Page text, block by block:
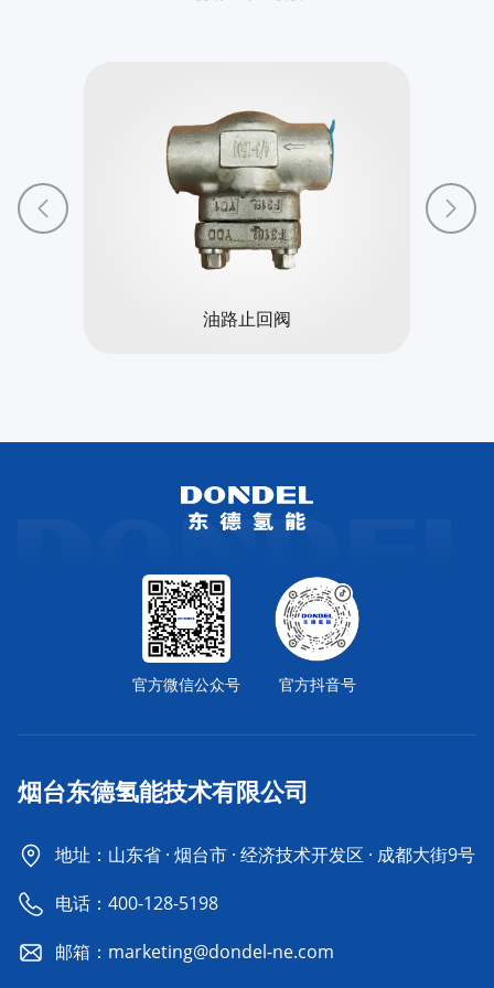
油路止回阀
官方微信公众号 官方抖音号
烟台东德氢能技术有限公司
地址：山东省 · 烟台市 · 经济技术开发区 · 成都大街9号
电话： 400-128-5198
邮箱：marketing@dondel-ne.com